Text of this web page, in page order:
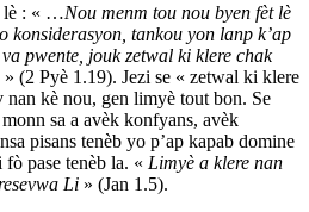
lè : « …Nou menm tou nou byen fèt lè
konsiderasyon, tankou yon lanp k’ap
pwente, jouk zetwal ki klere chak
» (2 Pyè 1.19). Jezi se « zetwal ki klere
kè nou, gen limyè tout bon. Se
sa a avèk konfyans, avèk
pisans tenèb yo p’ap kapab domine
pase tenèb la. « Limyè a klere nan
Li » (Jan 1.5).